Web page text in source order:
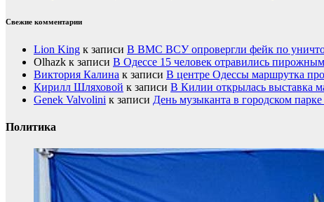
Свежие комментарии
Lion King к записи В ВМС ВСУ опровергли фейк по
Olhazk к записи В Одессе 15 человек отравились
Виктория Калина к записи В центре Одессы маршрутка
Кирилл Шляховой к записи В Килии открылась выставка
Genek Valvolini к записи День музыканта в городском
Политика